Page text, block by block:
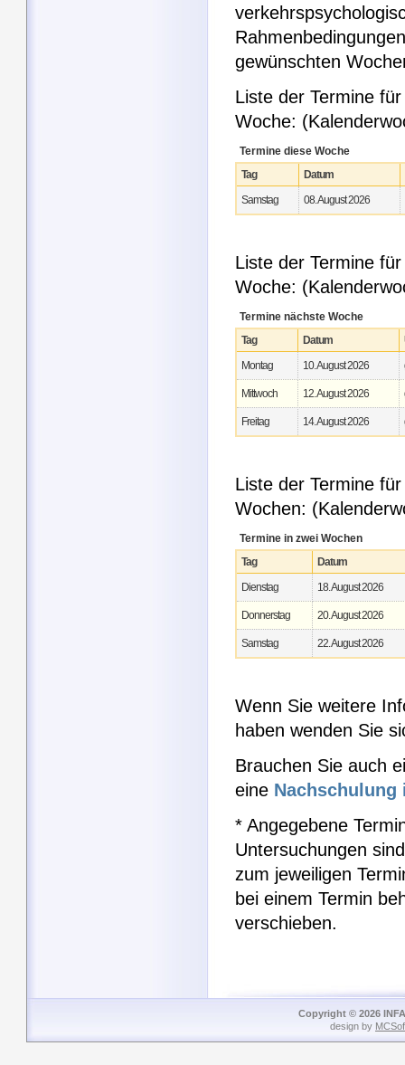
gewünschten
Liste der Termine
Woche:
Termine diese Woche
Tag
Datum
Samstag
08. August 2026
Liste der Termine
Woche:
Termine nächste Woche
Tag
Datum
Montag
10. August 2026
Mittwoch 12. August 2026
Freitag 14. August 2026
Liste der Termine
Wochen:
Termine in zwei Wochen
Tag
Datum
Dienstag
18. August 2026
Donnerstag 20. August 2026
Samstag 22. August 2026
Wenn Sie weitere
haben wenden Sie
Brauchen Sie auch
eine Nachschulung
* Angegebene
Untersuchungen
zum jeweiligen
bei einem Termin
verschieben.
Copyright © 2026
design by